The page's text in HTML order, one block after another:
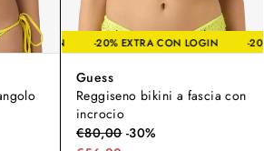
-20% EXTRA CON LOGIN -20% EXTRA CON
Guess
Reggiseno bikini a fascia con
incrocio
€80,00-30%